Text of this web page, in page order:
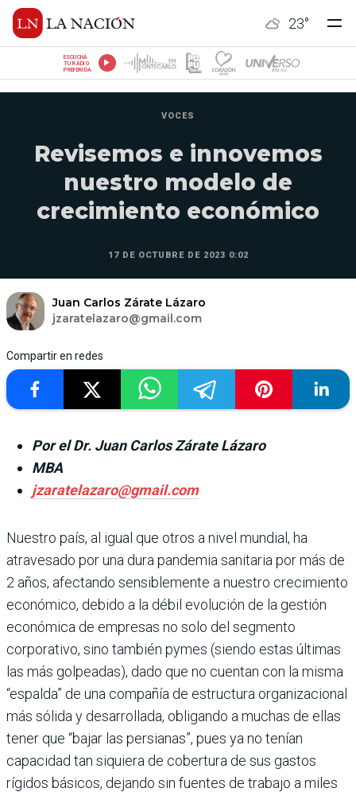
23°
ESCUCHÁ
TU RADIO
PREFERIDA
VOCES
Revisemos e innovemos
nuestro modelo de
crecimiento económico
17 DE OCTUBRE DE 2023 0:02
Juan Carlos Zárate Lázaro
jzaratelazaro@gmail.com
Compartir en redes
Por el Dr. Juan Carlos Zárate Lázaro
MBA
jzaratelazaro@gmail.com
Nuestro país, al igual que otros a nivel mundial, ha
atravesado por una dura pandemia sanitaria por más de
2 años, afectando sensiblemente a nuestro crecimiento
económico, debido a la débil evolución de la gestión
económica de empresas no solo del segmento
corporativo, sino también pymes (siendo estas últimas
las más golpeadas), dado que no cuentan con la misma
“espalda” de una compañía de estructura organizacional
más sólida y desarrollada, obligando a muchas de ellas
tener que “bajar las persianas”, pues ya no tenían
capacidad tan siquiera de cobertura de sus gastos
rígidos básicos, dejando sin fuentes de trabajo a miles